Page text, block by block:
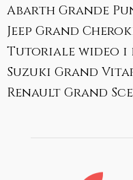
Abarth Grande
Jeep Grand
Tutoriale wideo i
Suzuki Grand
Renault Grand